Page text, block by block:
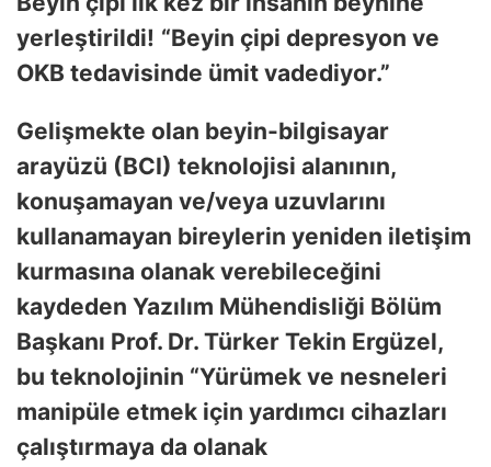
yerleştirildi! “Beyin çipi depresyon ve
OKB tedavisinde ümit vadediyor.”
Gelişmekte olan beyin-bilgisayar
arayüzü (BCI) teknolojisi alanının,
konuşamayan ve/veya uzuvlarını
kullanamayan bireylerin yeniden iletişim
kurmasına olanak verebileceğini
kaydeden Yazılım Mühendisliği Bölüm
Başkanı Prof. Dr. Türker Tekin Ergüzel,
bu teknolojinin “Yürümek ve nesneleri
manipüle etmek için yardımcı cihazları
çalıştırmaya da olanak